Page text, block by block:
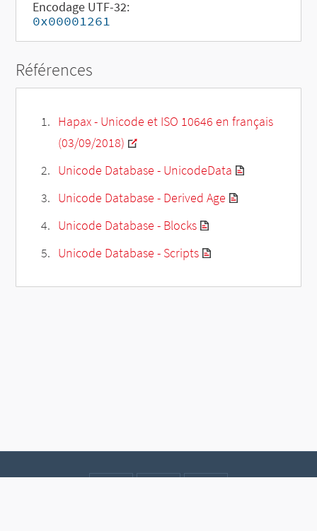
Encodage UTF-32:
0x00001261
Références
Hapax - Unicode et ISO 10646 en français
(03/09/2018)
Unicode Database - UnicodeData
Unicode Database - Derived Age
Unicode Database - Blocks
Unicode Database - Scripts